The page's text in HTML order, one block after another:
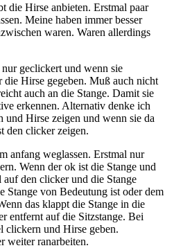
die Hirse anbieten. Erstmal paar
Meine haben immer besser
waren. Waren allerdings
geclickert und wenn sie
die Hirse gegeben. Muß auch nicht
auch an die Stange. Damit sie
erkennen. Alternativ denke ich
und Hirse zeigen und wenn sie da
den clicker zeigen.
anfang weglassen. Erstmal nur
Wenn der ok ist die Stange und
den clicker und die Stange
Stange von Bedeutung ist oder dem
das klappt die Stange in die
entfernt auf die Sitzstange. Bei
und Hirse geben.
weiter ranarbeiten.